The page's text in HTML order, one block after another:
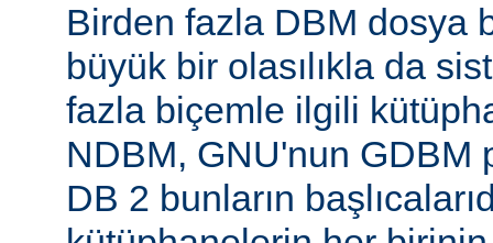
Birden fazla DBM dosya
büyük bir olasılıkla da
fazla biçemle ilgili
NDBM, GNU'nun GDBM
DB 2 bunların